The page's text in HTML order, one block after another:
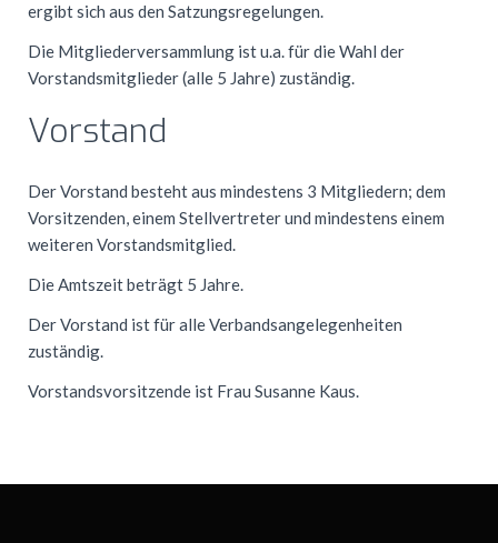
ergibt sich aus den Satzungsregelungen.
Die Mitgliederversammlung ist u.a. für die Wahl der
Vorstandsmitglieder (alle 5 Jahre) zuständig.
Vorstand
Der Vorstand besteht aus mindestens 3 Mitgliedern; dem
Vorsitzenden, einem Stellvertreter und mindestens einem
weiteren Vorstandsmitglied.
Die Amtszeit beträgt 5 Jahre.
Der Vorstand ist für alle Verbandsangelegenheiten
zuständig.
Vorstandsvorsitzende ist Frau Susanne Kaus.